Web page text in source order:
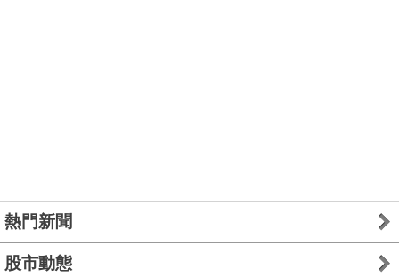
熱門新聞
股市動態